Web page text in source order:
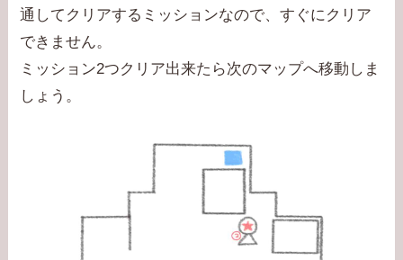
通してクリアするミッションなので、すぐにクリア
できません。
ミッション2つクリア出来たら次のマップへ移動しま
しょう。